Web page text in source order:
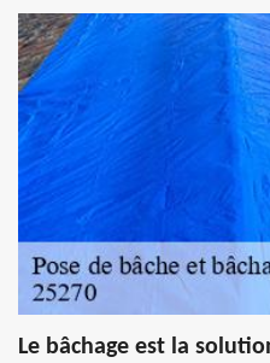
Le bâchage est la